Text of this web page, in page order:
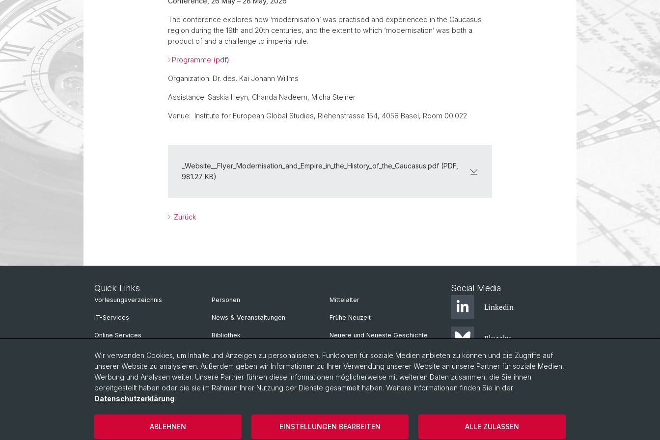
The conference explores how ‘modernisation’ was practised and experienced in the Caucasus
region during the 19th and 20th centuries, and the extent to which ‘modernisation’ was both a
product of and a challenge to imperial rule.
Programme (pdf)
Organization: Dr. des. Kai Johann Willms
Assistance: Saskia Heyn, Chanda Nadeem, Micha Steiner
Venue: Institute for European Global Studies, Riehenstrasse 154, 4058 Basel, Room 00.022
_Website__Flyer_Modernisation_and_Empire_in_the_History_of_the_Caucasus.pdf (PDF,
981.27 KB)
Zurück
Quick Links
Vorlesungsverzeichnis
IT-Services
Online Services
Personensuche
Personeninfo
Intranet
Personen
News & Veranstaltungen
Bibliothek
Sprechstunden
Universitätsgeschichte online
Mittelalter
Frühe Neuzeit
Neuere und Neueste Geschichte
Osteuropäische Geschichte
Geschichte Afrikas
Social Media
Linkedin
Bluesky
© Universität Basel Philosophisch-Historische Fakultät Home Datenschutzerklärung Impressum Kontakt & Öffnungszeiten
Wir verwenden Cookies, um Inhalte und Anzeigen zu personalisieren, Funktionen für soziale Medien anbieten zu können und die Zugriffe auf
unserer Website zu analysieren. Außerdem geben wir Informationen zu Ihrer Verwendung unserer Website an unsere Partner für soziale Medien,
Werbung und Analysen weiter. Unsere Partner führen diese Informationen möglicherweise mit weiteren Daten zusammen, die Sie ihnen
bereitgestellt haben oder die sie im Rahmen Ihrer Nutzung der Dienste gesammelt haben. Weitere Informationen finden Sie in der
Datenschutzerklärung.
EINSTELLUNGEN BEARBEITEN
ABLEHNEN ALLE ZULASSEN